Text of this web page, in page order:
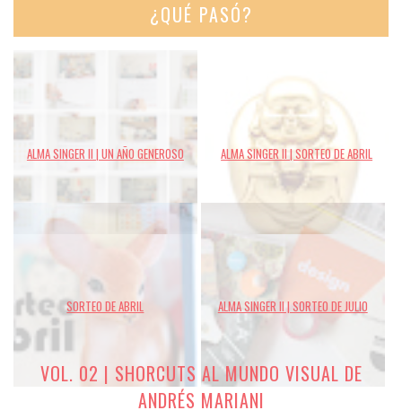
¿QUÉ PASÓ?
ALMA SINGER II | UN AÑO GENEROSO ALMA SINGER II | SORTEO DE ABRIL
SORTEO DE ABRIL ALMA SINGER II | SORTEO DE JULIO
VOL. 02 | SHORCUTS AL MUNDO VISUAL DE
ANDRÉS MARIANI